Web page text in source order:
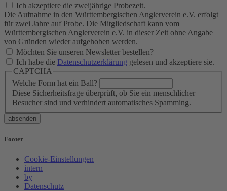
Ich akzeptiere die zweijährige Probezeit.
Die Aufnahme in den Württembergischen Anglerverein e.V. erfolgt
für zwei Jahre auf Probe. Die Mitgliedschaft kann vom
Württembergischen Anglerverein e.V. in dieser Zeit ohne Angabe
von Gründen wieder aufgehoben werden.
Möchten Sie unseren Newsletter bestellen?
Ich habe die Datenschutzerklärung gelesen und akzeptiere sie.
CAPTCHA
Welche Form hat ein Ball?
Diese Sicherheitsfrage überprüft, ob Sie ein menschlicher
Besucher sind und verhindert automatisches Spamming.
Footer
Cookie-Einstellungen
intern
by
Datenschutz